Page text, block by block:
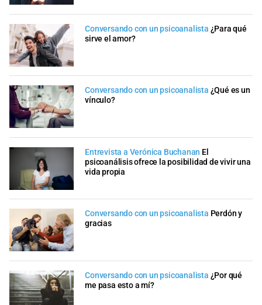
Conversando con un psicoanalista ¿Para qué
sirve el amor?
Conversando con un psicoanalista ¿Qué es un
vínculo?
Entrevista a Verónica Buchanan El
psicoanálisis ofrece la posibilidad de vivir una
vida propia
Conversando con un psicoanalista Perdón y
gracias
Conversando con un psicoanalista ¿Por qué
me pasa esto a mí?